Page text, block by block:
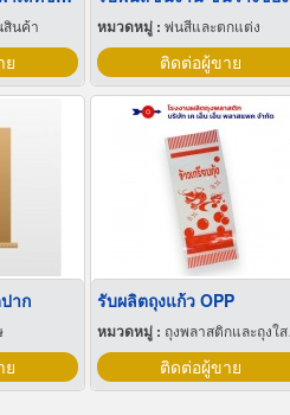
นค้า
ย
หมวดหมู่ :พ่นสีและตกแต่ง
ติดต่อผู้ขาย
าก
ย
รับผลิตถุงแก้ว OPP
หมวดหมู่ : ถุงพลาสติกและถุงใสโปร่ง
ติดต่อผู้ขาย